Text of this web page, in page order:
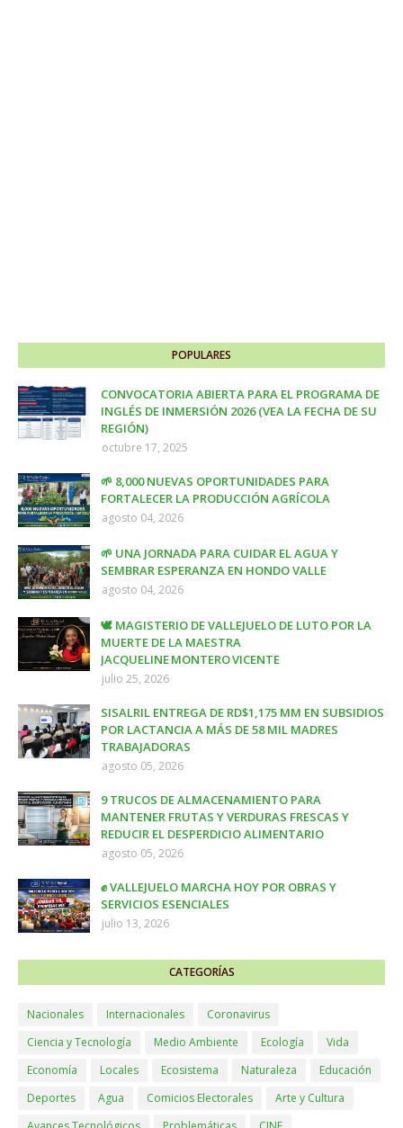
POPULARES
CONVOCATORIA ABIERTA PARA EL PROGRAMA DE
INGLÉS DE INMERSIÓN 2026 (VEA LA FECHA DE SU
REGIÓN)
octubre 17, 2025
🌱 8,000 NUEVAS OPORTUNIDADES PARA
FORTALECER LA PRODUCCIÓN AGRÍCOLA
agosto 04, 2026
🌱 UNA JORNADA PARA CUIDAR EL AGUA Y
SEMBRAR ESPERANZA EN HONDO VALLE
agosto 04, 2026
🕊️ MAGISTERIO DE VALLEJUELO DE LUTO POR LA
MUERTE DE LA MAESTRA
JACQUELINE MONTERO VICENTE
julio 25, 2026
SISALRIL ENTREGA DE RD$1,175 MM EN SUBSIDIOS
POR LACTANCIA A MÁS DE 58 MIL MADRES
TRABAJADORAS
agosto 05, 2026
9 TRUCOS DE ALMACENAMIENTO PARA
MANTENER FRUTAS Y VERDURAS FRESCAS Y
REDUCIR EL DESPERDICIO ALIMENTARIO
agosto 05, 2026
✊ VALLEJUELO MARCHA HOY POR OBRAS Y
SERVICIOS ESENCIALES
julio 13, 2026
CATEGORÍAS
Nacionales Internacionales
Coronavirus
Ciencia y Tecnología
Medio Ambiente Ecología
Vida
Economía
Locales Ecosistema Naturaleza
Educación
Deportes
Agua Comicios Electorales
Arte y Cultura